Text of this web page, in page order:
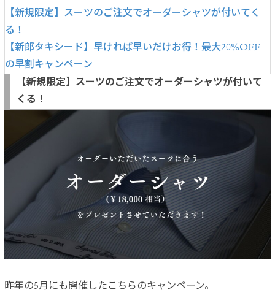
【新規限定】スーツのご注文でオーダーシャツが付いてく
る！
【新郎タキシード】早ければ早いだけお得！最大20%OFF
の早割キャンペーン
【新規限定】スーツのご注文でオーダーシャツが付いて
くる！
昨年の5月にも開催したこちらのキャンペーン。